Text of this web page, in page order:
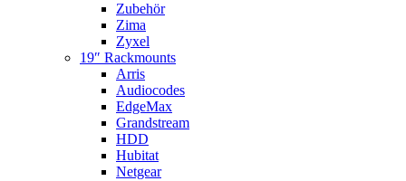
Zubehör
Zima
Zyxel
19″ Rackmounts
Arris
Audiocodes
EdgeMax
Grandstream
HDD
Hubitat
Netgear